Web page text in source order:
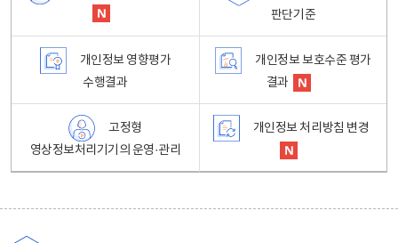
판단기준
개인정보 영향평가
수행결과
개인정보 보호수준 평가
결과
고정형
영상정보처리기기의 운영·관리
개인정보 처리방침 변경